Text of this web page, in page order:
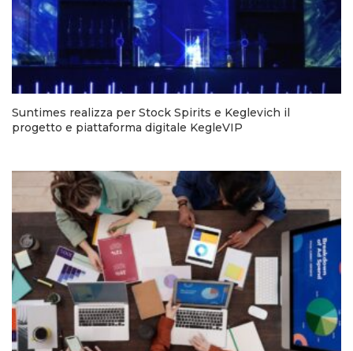
Suntimes realizza per Stock Spirits e Keglevich il
progetto e piattaforma digitale KegleVIP